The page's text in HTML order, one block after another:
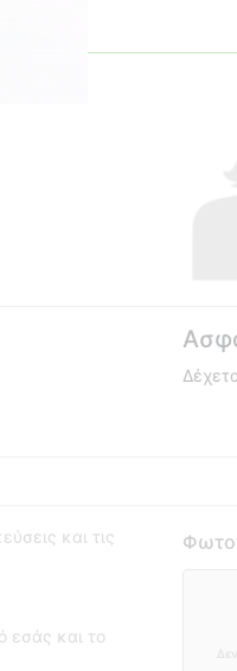
και τις
εσάς και το